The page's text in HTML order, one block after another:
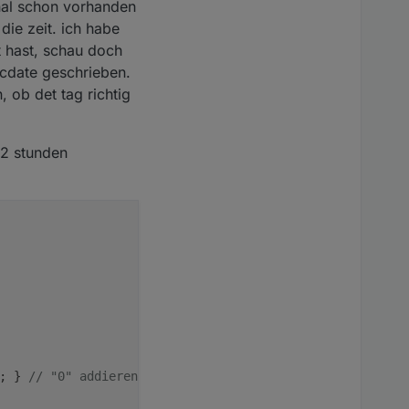
schon vorhanden
zeit. ich habe
schau doch
geschrieben.
ob det tag richtig
stunden
; } // "0" addieren zwischen 0 und 9 uhr AM